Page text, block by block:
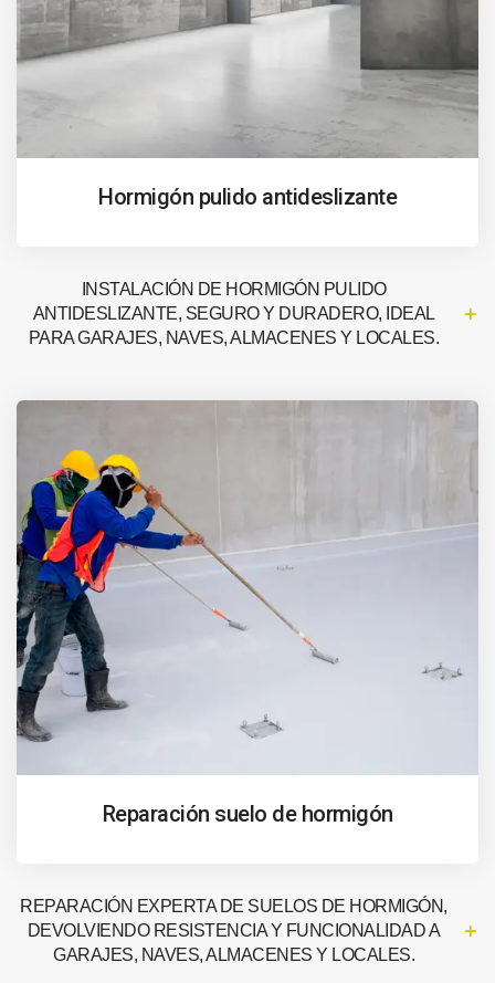
Hormigón pulido antideslizante
INSTALACIÓN DE HORMIGÓN PULIDO
ANTIDESLIZANTE, SEGURO Y DURADERO, IDEAL
PARA GARAJES, NAVES, ALMACENES Y LOCALES.
Reparación suelo de hormigón
REPARACIÓN EXPERTA DE SUELOS DE HORMIGÓN,
DEVOLVIENDO RESISTENCIA Y FUNCIONALIDAD A
GARAJES, NAVES, ALMACENES Y LOCALES.